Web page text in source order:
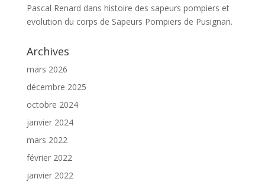
Pascal Renard dans histoire des sapeurs pompiers et
evolution du corps de Sapeurs Pompiers de Pusignan.
Archives
mars 2026
décembre 2025
octobre 2024
janvier 2024
mars 2022
février 2022
janvier 2022